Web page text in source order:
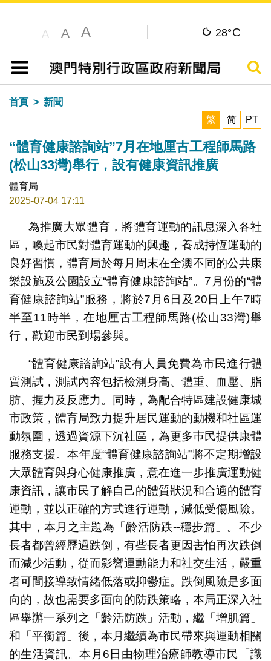
A A A 28°C
目錄
搜尋
首頁
新聞
繁
简 PT
“體育健康諮詢站”7月在地厘古工程師馬路
(松山33灣)舉行，設有健康資訊推廣
體育局
2025-07-04 17:11
為推廣大眾體育，將體育運動的訊息深入各社
區，喚起市民對體育運動的興趣，養成持恆運動的
良好習慣，體育局於每月周末在全澳不同的公共康
樂設施及公園設立“體育健康諮詢站”。7月份的“體
育健康諮詢站”服務，將於7月6日及20日上午7時
半至11時半，在地厘古工程師馬路(松山33灣)舉
行，歡迎市民到場參與。
“體育健康諮詢站”設有人員免費為市民進行體
質測試，測試內容包括檢測身高、體重、血壓、脂
肪、握力及反應力。同時，為配合特區建設健康城
市政策，體育局致力提升居民運動的動機和社區運
動氛圍，透過資源下沉社區，為更多巿民提供康體
服務支援。本年度“體育健康諮詢站”將不定期增設
大眾體育與身心健康推廣，意在進一步推廣運動健
康資訊，讓市民了解自己的體質狀況和合適的體育
運動，並以正確的方式進行運動，減低受傷風險。
其中，本月之主題為「齡活防跌--穩步篇」。不少
長者都曾經歷過跌倒，有些長者更因害怕再次跌倒
而減少活動，從而影響運動能力和社交生活，嚴重
者可間接導致情緒低落或抑鬱症。跌倒風險是多面
向的，故也需要多面向的防跌策略，本局正深入社
區舉辦一系列之「齡活防跌」活動，繼「增肌篇」
和「平衡篇」後，本月繼續為市民帶來與運動相關
的生活資訊。本月6日由物理治療師教導市民「識